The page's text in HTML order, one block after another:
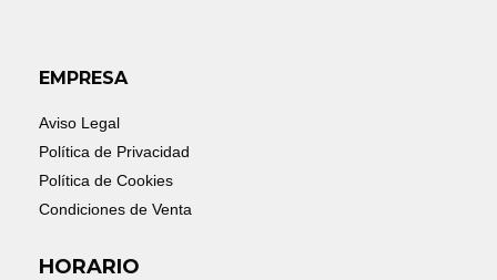
EMPRESA
Aviso Legal
Política de Privacidad
Política de Cookies
Condiciones de Venta
HORARIO